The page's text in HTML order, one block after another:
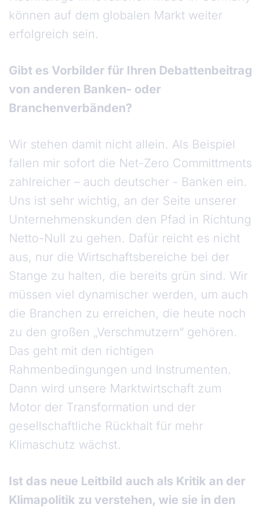
können auf dem globalen Markt weiter
erfolgreich sein.
Gibt es Vorbilder für Ihren Debattenbeitrag
von anderen Banken- oder
Branchenverbänden?
Wir stehen damit nicht allein. Als Beispiel
fallen mir sofort die Net-Zero Committments
zahlreicher – auch deutscher - Banken ein.
Uns ist sehr wichtig, an der Seite unserer
Unternehmenskunden den Pfad in Richtung
Netto-Null zu gehen. Dafür reicht es nicht
aus, nur die Wirtschaftsbereiche bei der
Stange zu halten, die bereits grün sind. Wir
müssen viel dynamischer werden, um auch
die Branchen zu erreichen, die heute noch
zu den großen „Verschmutzern“ gehören.
Das geht mit den richtigen
Rahmenbedingungen und Instrumenten.
Dann wird unsere Marktwirtschaft zum
Motor der Transformation und der
gesellschaftliche Rückhalt für mehr
Klimaschutz wächst.
Ist das neue Leitbild auch als Kritik an der
Klimapolitik zu verstehen, wie sie in den